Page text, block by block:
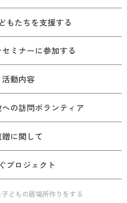
もたちを支援する
ミナーに参加する
活動内容
の訪問ボランティア
に関して
プロジェクト
どもの居場所作りをする